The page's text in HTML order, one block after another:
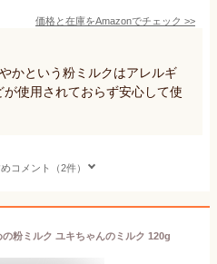
価格と在庫をAmazonでチェック >>
かという粉ミルクはアレルギ
使用されておらず安心して使
コメント（2件）
粉ミルク ユキちゃんのミルク 120g